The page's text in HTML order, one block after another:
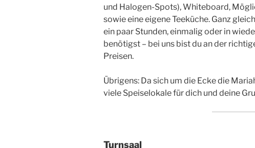
und Halogen-Spots), Whiteboard,
sowie eine eigene Teeküche. Ganz
ein paar Stunden, einmalig oder in
benötigst – bei uns bist du an der
Preisen.
Übrigens: Da sich um die Ecke die
viele Speiselokale für dich und deine
Turnsaal